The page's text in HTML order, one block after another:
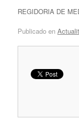
REGIDORIA DE
Publicado en